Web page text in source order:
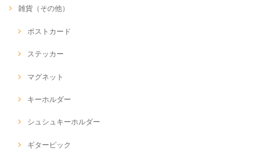
雑貨（その他）
ポストカード
ステッカー
マグネット
キーホルダー
シュシュキーホルダー
ギターピック